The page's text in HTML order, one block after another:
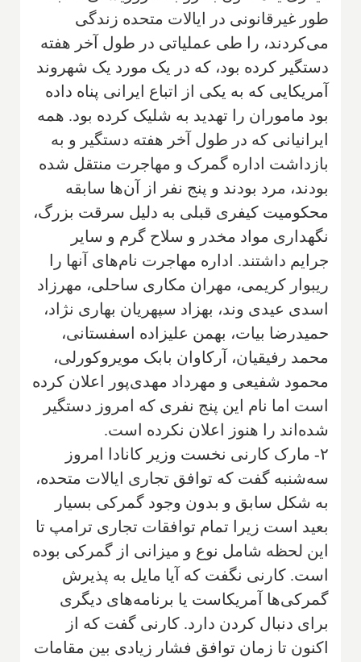
طور غیرقانونی در ایالات متحده زندگی
می‌کردند، را طی عملیاتی در طول آخر هفته
دستگیر کرده بود، که در یک مورد یک شهروند
آمریکایی که به یکی از اتباع ایرانی پناه داده
بود ماموران را تهدید به شلیک کرده بود. همه
ایرانیانی که در طول آخر هفته دستگیر و به
بازداشت اداره گمرک و مهاجرت منتقل شده
بودند، مرد بودند و پنج نفر از آن‌ها سابقه
محکومیت کیفری قبلی به دلیل سرقت بزرگ،
نگهداری مواد مخدر و سلاح گرم و سایر
جرایم داشتند. اداره مهاجرت نام‌های آنها را
ریبوار کریمی، مهران مکاری ساحلی، مهرزاد
اسدی عیدی وند، بهزاد سپهریان بهاری نژاد،
حمیدرضا بیات، بهمن علیزاده اسفستانی،
محمد رفیقیان، آرکاوان بابک مویروکورلی،
محمود شفیعی و مهرداد مهدی‌پور اعلان کرده
است اما نام این پنج نفری که امروز دستگیر
شده‌اند را هنوز اعلان نکرده است.
۲- مارک کارنی نخست وزیر کانادا امروز
سه‌شنبه گفت که توافق تجاری ایالات متحده،
به شکل سابق و بدون وجود گمرکی بسیار
بعید است زیرا تمام توافقات تجاری ترامپ تا
این لحظه شامل نوع و میزانی از گمرکی بوده
است. کارنی نگفت که آیا مایل به پذیرش
گمرکی‌ها آمریکاست یا برنامه‌های دیگری
برای دنبال کردن دارد. کارنی گفت که از
اکنون تا زمان توافق فشار زیادی بین مقامات